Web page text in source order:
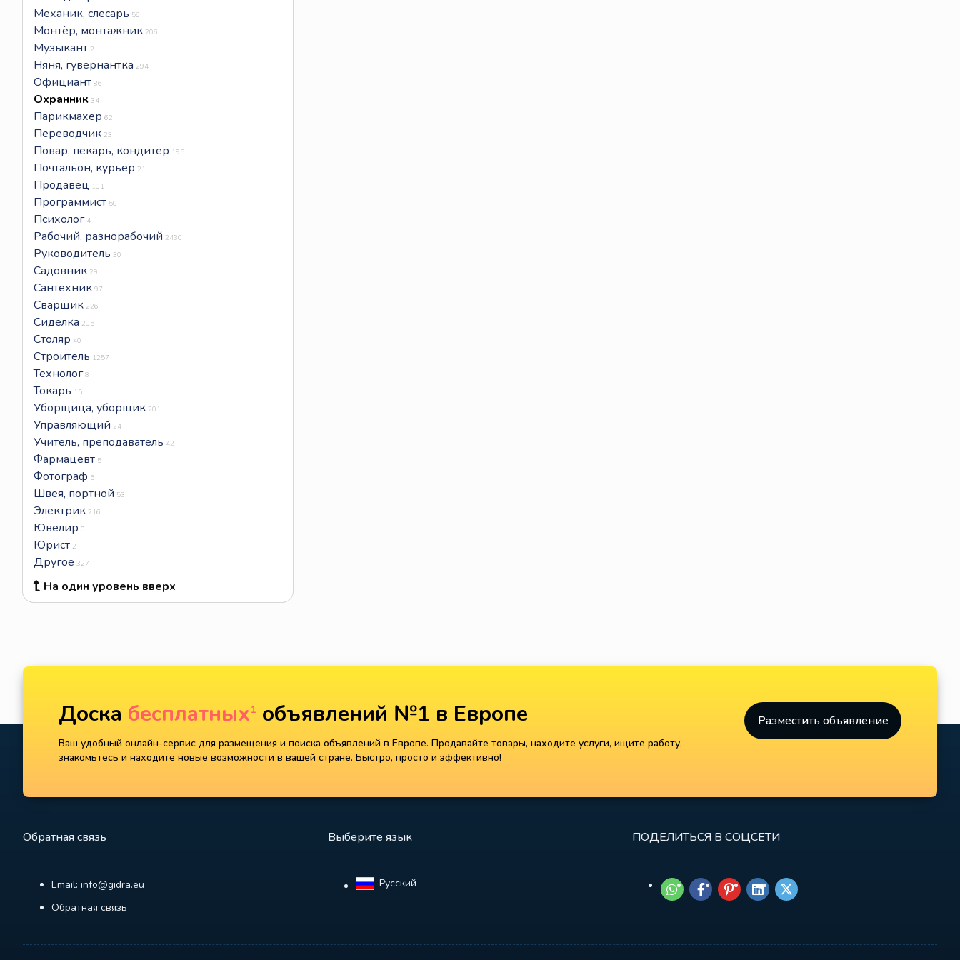
Механик, слесарь 56
Монтёр, монтажник 206
Музыкант 2
Няня, гувернантка 294
Официант 86
Охранник 34
Парикмахер 62
Переводчик 23
Повар, пекарь, кондитер 195
Почтальон, курьер 21
Продавец 101
Программист 50
Психолог 4
Рабочий, разнорабочий 2430
Руководитель 30
Садовник 29
Сантехник 97
Сварщик 226
Сиделка 205
Столяр 40
Строитель 1257
Технолог 8
Токарь 15
Уборщица, уборщик 201
Управляющий 24
Учитель, преподаватель 42
Фармацевт 5
Фотограф 5
Швея, портной 53
Электрик 216
Ювелир 0
Юрист 2
Другое 327
На один уровень вверх
Доска бесплатных1 объявлений №1 в Европе
Ваш удобный онлайн-сервис для размещения и поиска объявлений в Европе. Продавайте товары, находите услуги, ищите работу,
знакомьтесь и находите новые возможности в вашей стране. Быстро, просто и эффективно!
Разместить объявление
Обратная связь
Email: info@gidra.eu
Обратная связь
Выберите язык
Русский‎
ПОДЕЛИТЬСЯ В СОЦСЕТИ